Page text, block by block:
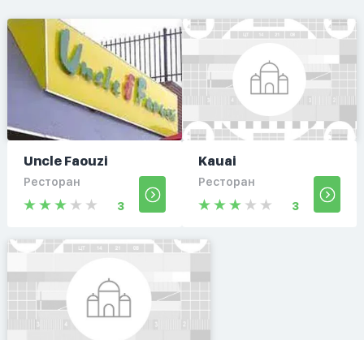
Uncle Faouzi
Ресторан
3
Kauai
Ресторан
3